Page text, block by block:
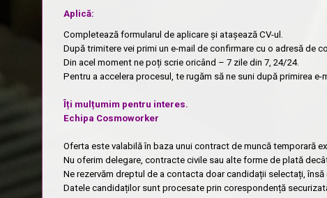
Aplică:
Completează formularul de aplicare și atașează CV-ul.
După trimitere vei primi un e-mail de confirmare cu o adresă de
Din acel moment ne poți scrie oricând – 7 zile din 7, 24/24.
Pentru a accelera procesul, te rugăm să ne suni după primirea e-
Îți mulțumim pentru interes.
Echipa Cosmoworker
Oferta este valabilă în baza unui contract de muncă temporară
Nu oferim delegare, contracte civile sau alte forme de plată
Ne rezervăm dreptul de a contacta doar candidații selectați,
Datele candidaților sunt procesate prin corespondență